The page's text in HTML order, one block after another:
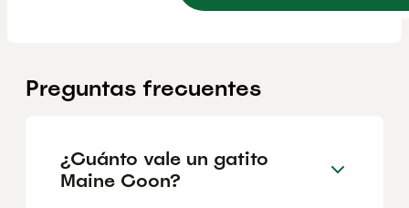
(43.2km)
Preguntas frecuentes
¿Cuánto vale un gatito
Maine Coon?